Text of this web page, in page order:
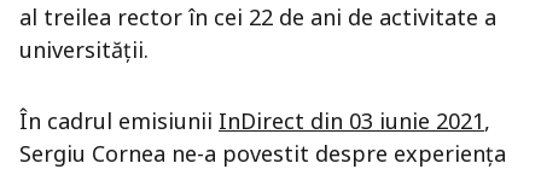
al treilea rector în cei 22 de ani de activitate a
universității.
În cadrul emisiunii InDirect din 03 iunie 2021,
Sergiu Cornea ne-a povestit despre experiența